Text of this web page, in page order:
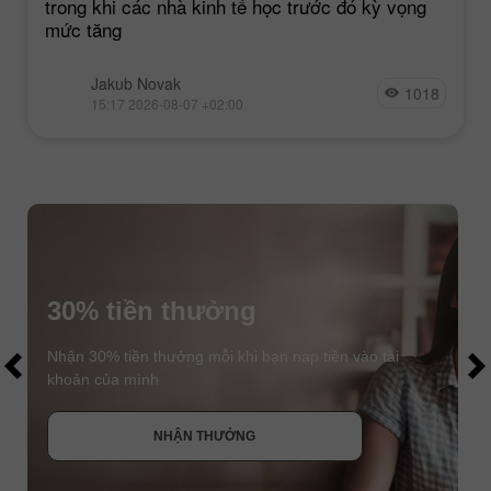
trong khi các nhà kinh tế học trước đó kỳ vọng
mức tăng
Jakub Novak
15:17 2026-08-07 +02:00 1018
THAM GIA CUỘC THI
$1000
30% tiền thưởng
Nhận 30% tiền thưởng mỗi khi bạn nạp tiền vào tài
khoản của mình
NHẬN THƯỞNG